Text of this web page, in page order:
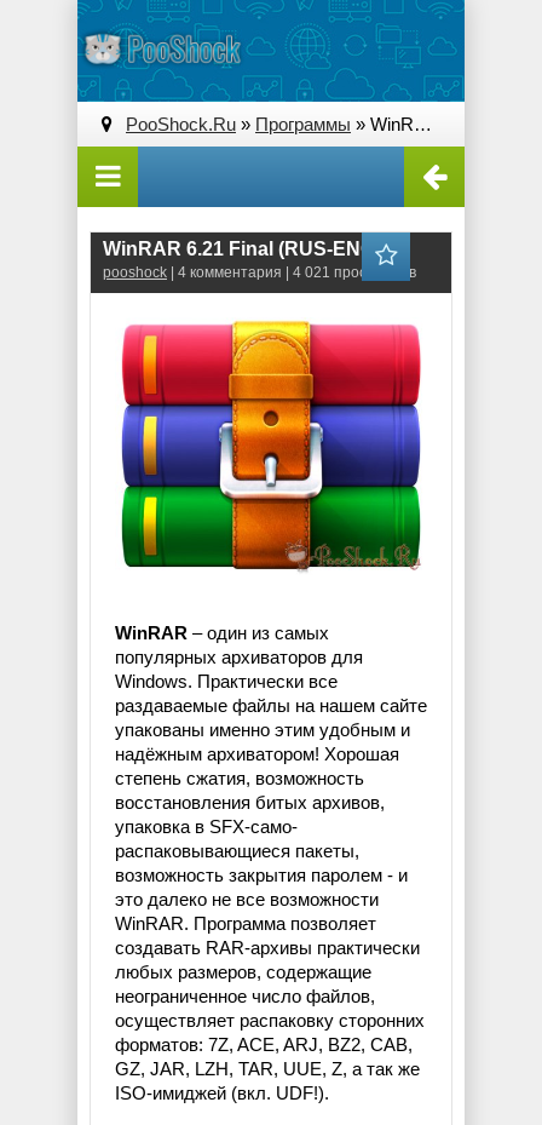
PooShock.Ru » Программы » WinRAR 6.21 Final (RUS-ENG)
WinRAR 6.21 Final (RUS-ENG)
pooshock | 4 комментария | 4 021 просмотров
WinRAR – один из самых
популярных архиваторов для
Windows. Практически все
раздаваемые файлы на нашем сайте
упакованы именно этим удобным и
надёжным архиватором! Хорошая
степень сжатия, возможность
восстановления битых архивов,
упаковка в SFX-само-
распаковывающиеся пакеты,
возможность закрытия паролем - и
это далеко не все возможности
WinRAR. Программа позволяет
создавать RAR-архивы практически
любых размеров, содержащие
неограниченное число файлов,
осуществляет распаковку сторонних
форматов: 7Z, ACE, ARJ, BZ2, CAB,
GZ, JAR, LZH, TAR, UUE, Z, а так же
ISO-имиджей (вкл. UDF!).